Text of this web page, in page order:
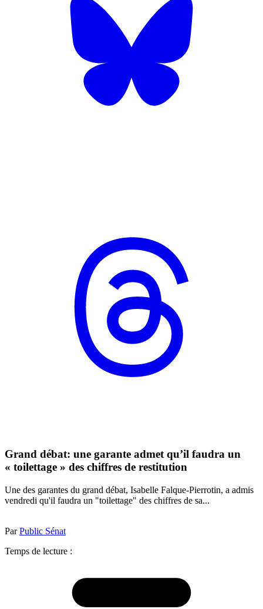
Grand débat: une garante admet qu’il faudra un
« toilettage » des chiffres de restitution
Une des garantes du grand débat, Isabelle Falque-Pierrotin, a admis
vendredi qu'il faudra un "toilettage" des chiffres de sa...
ParPublic Sénat
Temps de lecture :